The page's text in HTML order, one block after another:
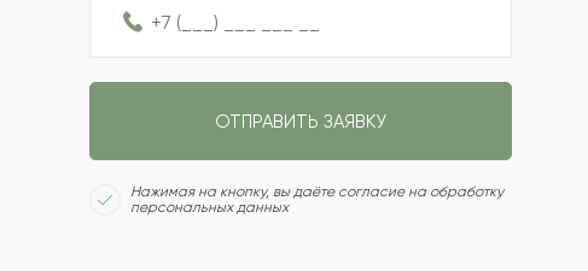
2021-10-06
2021-08-22
Сколько
ОТПРАВИТЬ ЗАЯВКУ
Нажимая на кнопку, вы даёте согласие на обработку
персональных данных